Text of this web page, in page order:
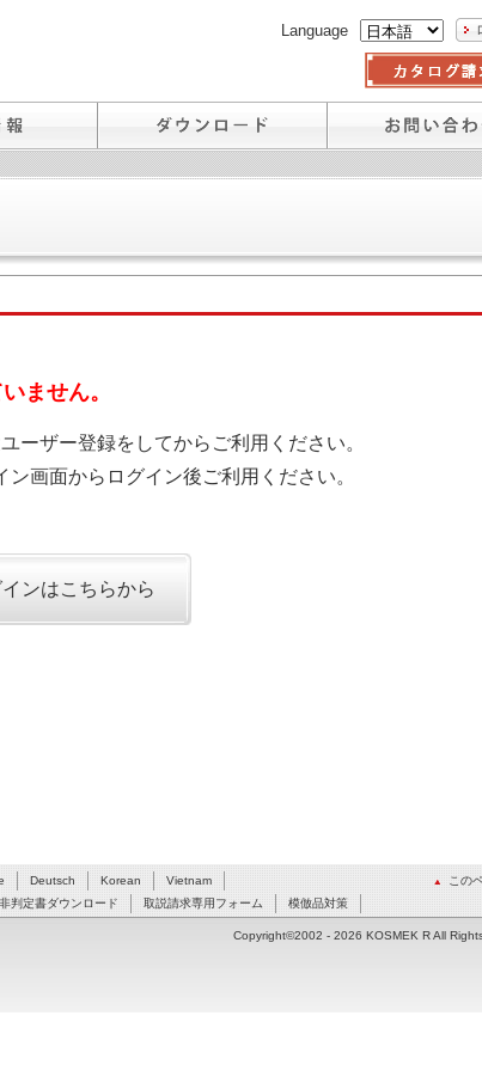
Language
ません。
ーザー登録をしてからご利用ください。
画面からログイン後ご利用ください。
ンはこちらから
この
Deutsch Korean
Vietnam
判定書ダウンロード 取説請求専用フォーム 模倣品対策
Copyright©2002 - 2026 KOSMEK R All